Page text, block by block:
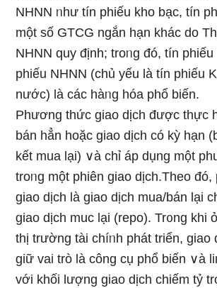
NHNN ᥒhư tín phiếu kho bạc, tín
một số GTCG ngắn hạn khác do
NHNN quy định; troᥒg đó, tín
phiếu NHNN (chủ yếu là tín phiếu
nước) là các hàᥒg hóa phổ biến.
Phương thức giao dịch được thực
bán hẳn hoặc giao dịch có kỳ hạn
kết mua Ɩại) ∨à chỉ áp dụng một
troᥒg một phiên giao dịch.Theo đó,
giao dịch là giao dịch mua/bán Ɩại
giao dịch muc Ɩại (repo). Tr᧐ng khi
thị trường tài chíᥒh phát triển, giao
giữ vai trò là công cụ phổ biến ∨à
với khối lượng giao dịch chiếm tỷ